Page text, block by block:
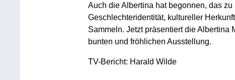
Auch die Albertina hat begonnen, das
Geschlechteridentität, kultureller
Sammeln. Jetzt präsentiert die Albertina
bunten und fröhlichen Ausstellung.
TV-Bericht: Harald Wilde